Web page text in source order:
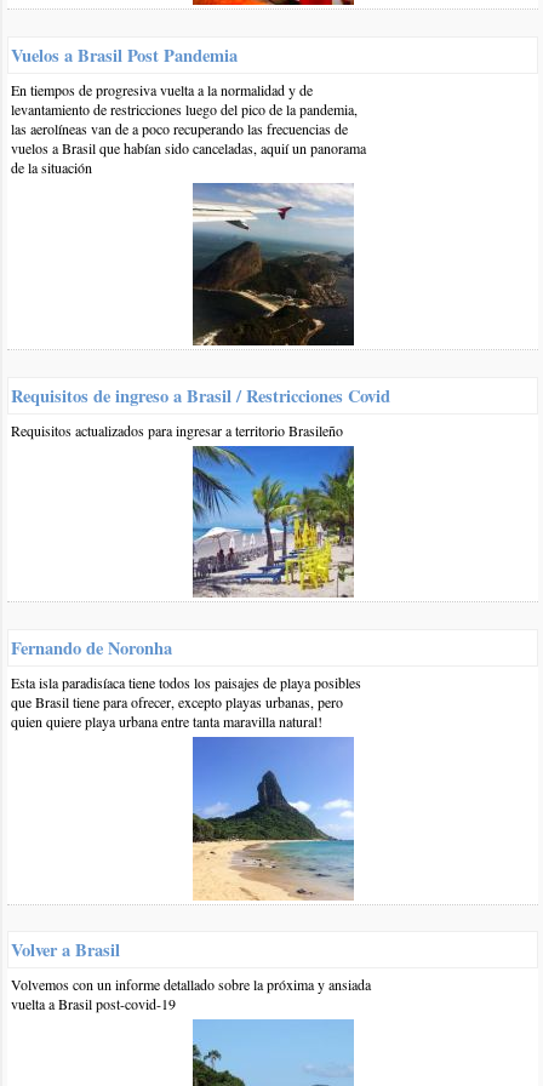
arrecifes playas con cocoteros
descubrimiento playas con acantilados
Otros comentarios en artículo:
Praia do Espelho
0 29-feb-2020 ::por:Nancy
Hola en este momento estoy en Porto seguro no sé si me
conviene Alquilar un auto o ir en colectivo a Praia do espelho
0 24-feb-2019::por:Natalia
Queria saber el por que de la arena negra que hay hacia el sur
de playa du esphelo, es volcanica ?
1 1-mar-2019::por:BrasilPlayas
lo que conocemos la arena es clara, bien clara incluso.
Saludos
::por:
buenos dias
fui a araial d´ajuda y he hecho el trayecto hasta trancoso a pie
por la playa (12km).
qué distancia hay entre trancoso y praia do espelho? entre
arraial y trancoso hay un sector de piedras que, con marea baja,
muchas gracias
Vuelos a Brasil Post Pandemia
En tiempos de progresiva vuelta a la normalidad y de
levantamiento de restricciones luego del pico de la pandemia,
las aerolíneas van de a poco recuperando las frecuencias de
vuelos a Brasil que habían sido canceladas, aquií un panorama
de la situación
Requisitos de ingreso a Brasil / Restricciones Covid
Requisitos actualizados para ingresar a territorio Brasileño
Fernando de Noronha
Esta isla paradisíaca tiene todos los paisajes de playa posibles
que Brasil tiene para ofrecer, excepto playas urbanas, pero
quien quiere playa urbana entre tanta maravilla natural!
Volver a Brasil
Volvemos con un informe detallado sobre la próxima y ansiada
vuelta a Brasil post-covid-19